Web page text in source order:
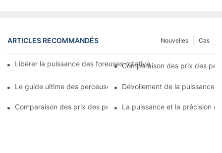
ARTICLES RECOMMANDÉS Cas
Nouvelles
Libérer la puissance des foreuses rotatives hydrauliques pour
Comparaison des prix des
Le guide ultime des perceuses rotatives : tout ce que vous
Dévoilement de la puissance
Comparaison des prix des perceuses rotatives : trouver les
La puissance et la précision